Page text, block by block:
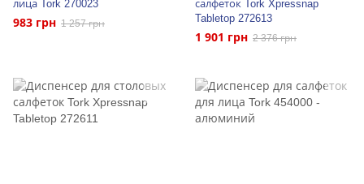
лица Tork 270023
983 грн 1 257 грн
салфеток Tork Xpressnap
Tabletop 272613
1 901 грн 2 376 грн